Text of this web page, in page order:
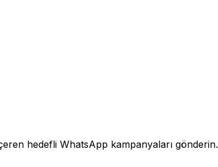
hedefli WhatsApp kampanyaları gönderin.